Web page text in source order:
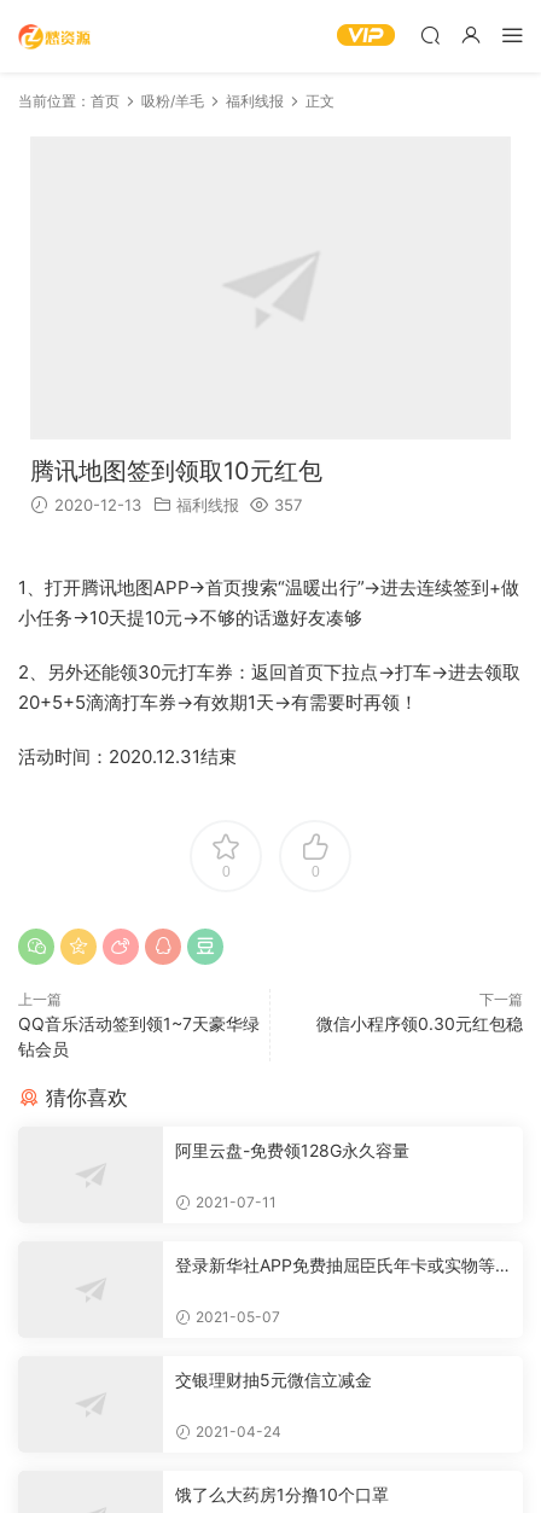
当前位置： 首页 吸粉/羊毛 福利线报 正文
腾讯地图签到领取10元红包
2020-12-13 福利线报 357
1、打开腾讯地图APP->首页搜索“温暖出行”->进去连续签到+做
小任务->10天提10元->不够的话邀好友凑够
2、另外还能领30元打车券：返回首页下拉点->打车->进去领取
20+5+5滴滴打车券->有效期1天->有需要时再领！
活动时间：2020.12.31结束
0 0
上一篇
QQ音乐活动签到领1~7天豪华绿
钻会员
下一篇
微信小程序领0.30元红包稳
猜你喜欢
阿里云盘-免费领128G永久容量
2021-07-11
登录新华社APP免费抽屈臣氏年卡或实物等
2021-05-07
交银理财抽5元微信立减金
2021-04-24
饿了么大药房1分撸10个口罩